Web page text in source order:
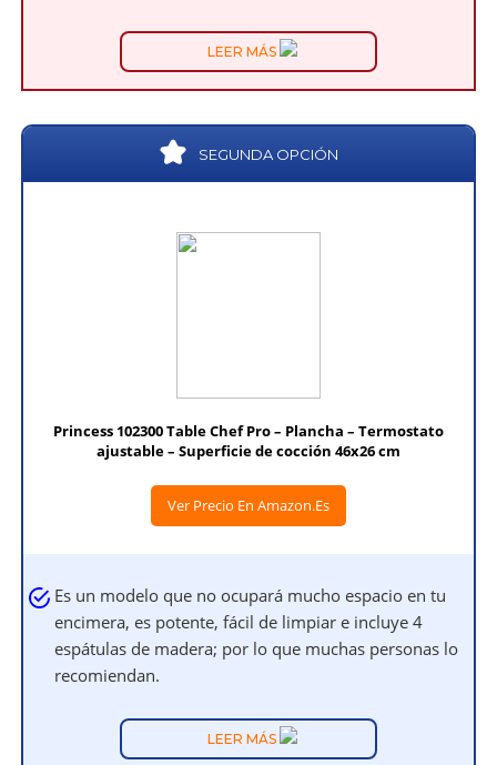
LEER MÁS
SEGUNDA OPCIÓN
Princess 102300 Table Chef Pro – Plancha – Termostato
ajustable – Superficie de cocción 46x26 cm
Ver Precio En Amazon.es
Es un modelo que no ocupará mucho espacio en tu
encimera, es potente, fácil de limpiar e incluye 4
espátulas de madera; por lo que muchas personas lo
recomiendan.
LEER MÁS